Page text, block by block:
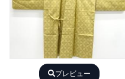
プレビュー